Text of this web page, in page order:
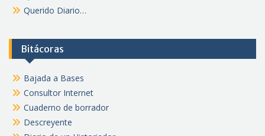
Querido Diario…
Bitácoras
Bajada a Bases
Consultor Internet
Cuaderno de borrador
Descreyente